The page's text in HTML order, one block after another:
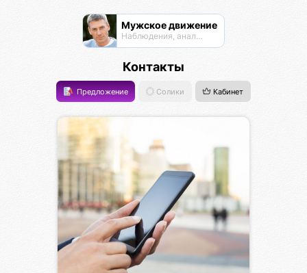
Мужское движение
Наблюдения, анализ, обсуждения
Контакты
Предложение Солики Кабинет